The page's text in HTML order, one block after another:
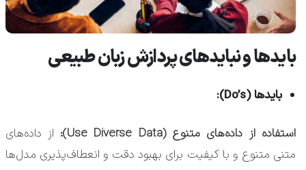
بایدها و نبایدهای پردازش زبان طبیعی
بایدها (Do’s):
استفاده از داده‌های متنوع (Use Diverse Data):
از داده‌های
متنی متنوع و با کیفیت برای بهبود دقت و انعطاف‌پذیری مدل‌ها